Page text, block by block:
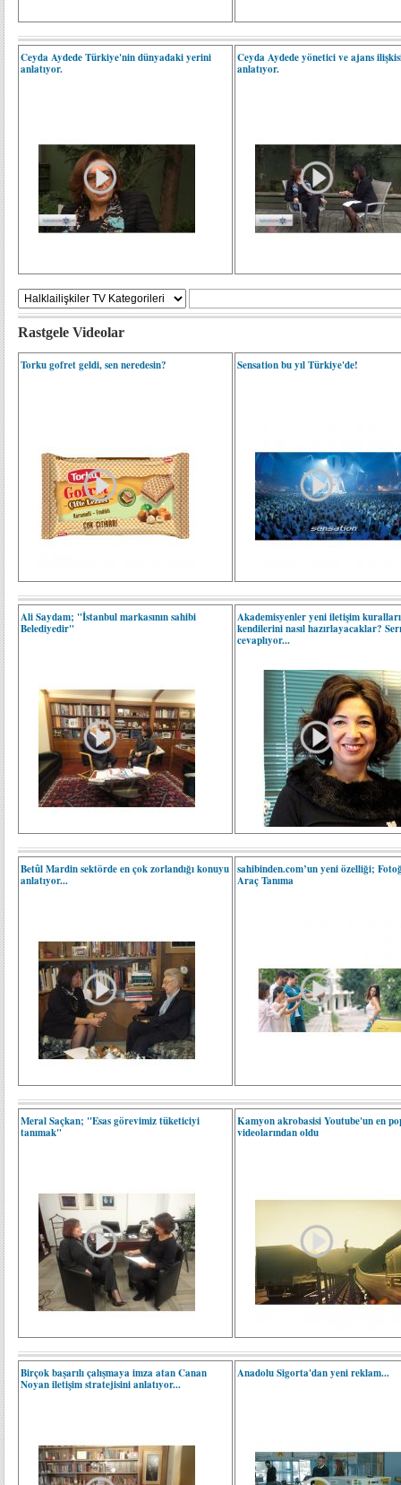
Ceyda Aydede Türkiye'nin dünyadaki yerini
anlatıyor.
Ceyda Aydede yönetici ve ajans
anlatıyor.
Rastgele Videolar
Torku gofret geldi, sen neredesin? Sensation bu yıl Türkiye'de!
Ali Saydam; "İstanbul markasının sahibi
Belediyedir"
Akademisyenler yeni iletişim
kendilerini nasıl hazırlayacaklar?
cevaplıyor...
Betûl Mardin sektörde en çok zorlandığı konuyu
anlatıyor...
sahibinden.com’un yeni özelliği;
Araç Tanıma
Meral Saçkan; "Esas görevimiz tüketiciyi
tanımak"
Kamyon akrobasisi Youtube'un en
videolarından oldu
Birçok başarılı çalışmaya imza atan Canan
Noyan iletişim stratejisini anlatıyor...
Anadolu Sigorta'dan yeni reklam...